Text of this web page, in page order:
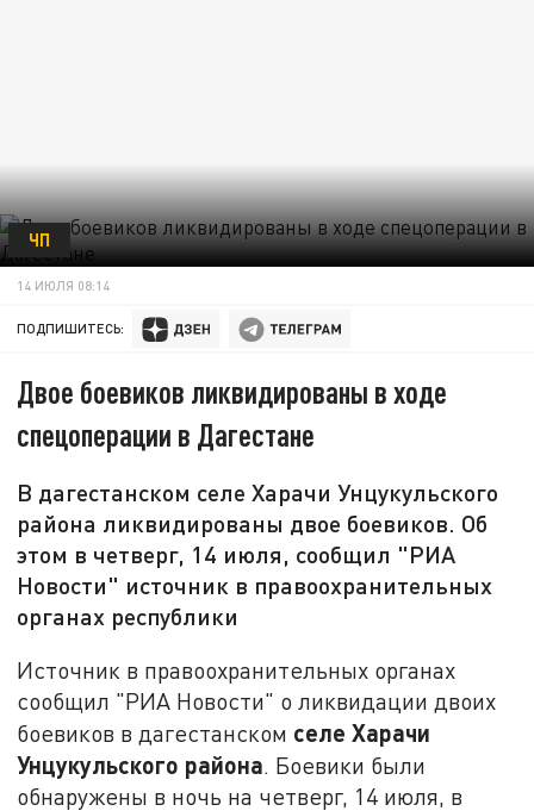
ЧП
14 ИЮЛЯ 08:14
ПОДПИШИТЕСЬ:
Двое боевиков ликвидированы в ходе
спецоперации в Дагестане
В дагестанском селе Харачи Унцукульского
района ликвидированы двое боевиков. Об
этом в четверг, 14 июля, сообщил "РИА
Новости" источник в правоохранительных
органах республики
Источник в правоохранительных органах
сообщил "РИА Новости" о ликвидации двоих
боевиков в дагестанском селе Харачи
Унцукульского района. Боевики были
обнаружены в ночь на четверг, 14 июля, в